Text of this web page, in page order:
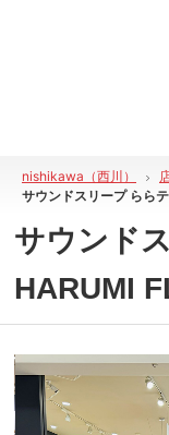
nishikawa（西川）
サウンドスリープ らら
サウンド
HARUMI